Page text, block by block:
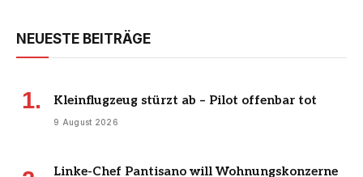
NEUESTE BEITRÄGE
Kleinflugzeug stürzt ab – Pilot offenbar tot
9 August 2026
Linke-Chef Pantisano will Wohnungskonzerne